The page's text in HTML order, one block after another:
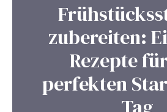
zubereiten:
Rezepte
perfekten